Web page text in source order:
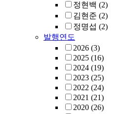
정현백 (2)
김현준 (2)
정명섭 (2)
발행연도
2026 (3)
2025 (16)
2024 (19)
2023 (25)
2022 (24)
2021 (21)
2020 (26)